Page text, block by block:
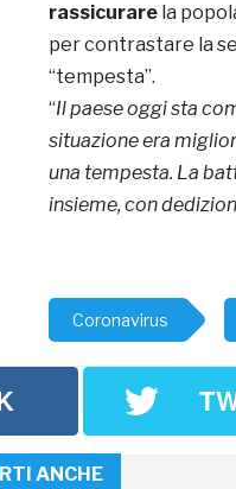
rassicurare la
per contrastare la
“tempesta”.
“Il paese oggi sta
situazione era
una tempesta. La
insieme, con
Coronavirus
ANCHE